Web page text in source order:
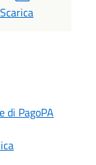
Scarica
di PagoPA